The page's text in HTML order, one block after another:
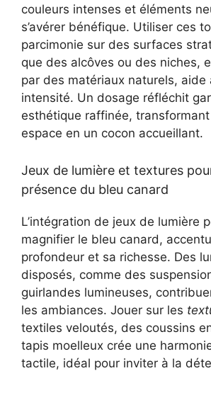
couleurs intenses et éléments
s’avérer bénéfique. Utiliser ces
parcimonie sur des surfaces
que des alcôves ou des niches,
par des matériaux naturels, aide
intensité. Un dosage réfléchit
esthétique raffinée,
espace en un cocon accueillant.
Jeux de lumière et textures
présence du bleu canard
L’intégration de jeux de lumière
magnifier le bleu canard,
profondeur et sa richesse. Des
disposés, comme des
guirlandes lumineuses,
les ambiances. Jouer sur les
textiles veloutés, des coussins
tapis moelleux crée une
tactile, idéal pour inviter à la